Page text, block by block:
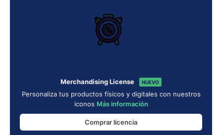
Merchandising License NUEVO
Personaliza tus productos físicos y digitales con nuestros
iconos Más información
Comprar licencia